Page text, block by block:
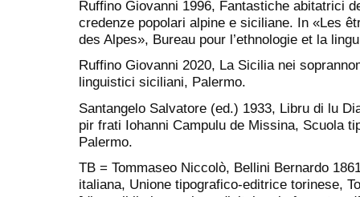
Ruffino Giovanni 1996, Fantastiche abitatrici
credenze popolari alpine e siciliane. In «Les
des Alpes», Bureau pour l’ethnologie et la
Ruffino Giovanni 2020, La Sicilia nei
linguistici siciliani, Palermo.
Santangelo Salvatore (ed.) 1933, Libru di lu
pir frati Iohanni Campulu de Missina, Scuola
Palermo.
TB = Tommaseo Niccolò, Bellini Bernardo
italiana, Unione tipografico-editrice torinese,